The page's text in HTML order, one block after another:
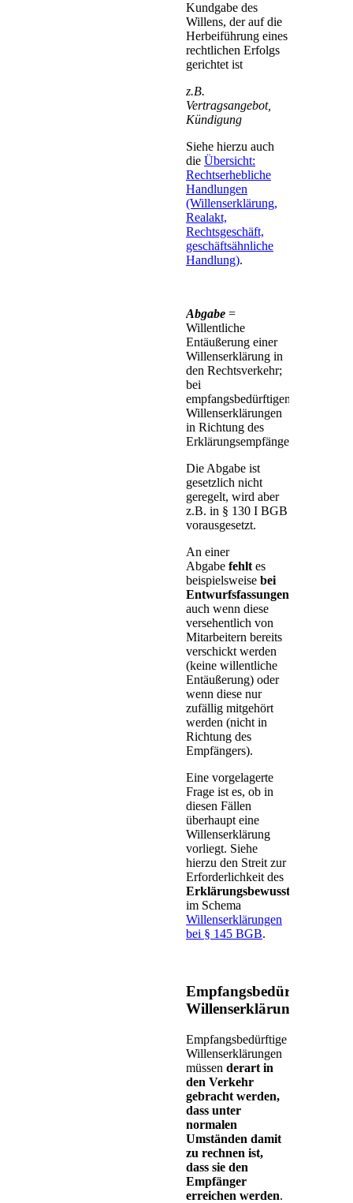
Kundgabe des
Willens, der auf die
Herbeiführung eines
rechtlichen Erfolgs
gerichtet ist
z.B.
Vertragsangebot,
Kündigung
Siehe hierzu auch
die Übersicht:
Rechtserhebliche
Handlungen
(Willenserklärung,
Realakt,
Rechtsgeschäft,
geschäftsähnliche
Handlung).
Abgabe =
Willentliche
Entäußerung einer
Willenserklärung in
den Rechtsverkehr;
bei
empfangsbedürftigen
Willenserklärungen
in Richtung des
Erklärungsempfängers.
Die Abgabe ist
gesetzlich nicht
geregelt, wird aber
z.B. in § 130 I BGB
vorausgesetzt.
An einer
Abgabe fehlt es
beispielsweise bei
Entwurfsfassungen
auch wenn diese
versehentlich von
Mitarbeitern bereits
verschickt werden
(keine willentliche
Entäußerung) oder
wenn diese nur
zufällig mitgehört
werden (nicht in
Richtung des
Empfängers).
Eine vorgelagerte
Frage ist es, ob in
diesen Fällen
überhaupt eine
Willenserklärung
vorliegt. Siehe
hierzu den Streit zur
Erforderlichkeit des
Erklärungsbewusstseins
im Schema
Willenserklärungen
bei § 145 BGB.
Empfangsbedürftige
Willenserklärungen
Empfangsbedürftige
Willenserklärungen
müssen derart in
den Verkehr
gebracht werden,
dass unter
normalen
Umständen damit
zu rechnen ist,
dass sie den
Empfänger
erreichen werden.